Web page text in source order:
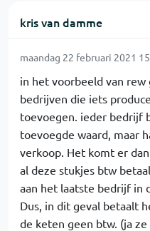
kris van damme
maandag 22 februari 2021
in het voorbeeld van
bedrijven die iets
toevoegen. ieder bedrijf
toevoegde waard, maar
verkoop. Het komt er
al deze stukjes btw
aan het laatste bedrijf in
Dus, in dit geval betaalt
de keten geen btw. (ja